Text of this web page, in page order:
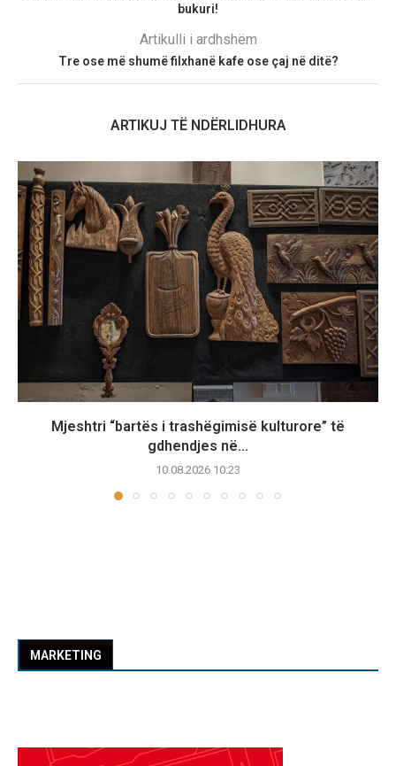
bukuri!
Artikulli i ardhshëm
Tre ose më shumë filxhanë kafe ose çaj në ditë?
ARTIKUJ TË NDËRLIDHURA
Mjeshtri “bartës i trashëgimisë kulturore” të
gdhendjes në...
10.08.2026 10:23
MARKETING